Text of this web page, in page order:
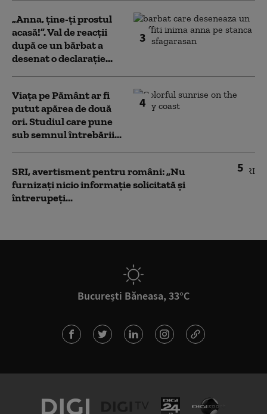
3
„Anna, ţine-ţi prostul
acasă!”. Val de reacții
după ce un bărbat a
desenat o declarație...
4
Viața pe Pământ ar fi
putut apărea de două
ori. Studiul care pune
sub semnul întrebării...
5
SRI, avertisment pentru români: „Nu
furnizați nicio informație solicitată și
întrerupeți...
București Băneasa, 33°C